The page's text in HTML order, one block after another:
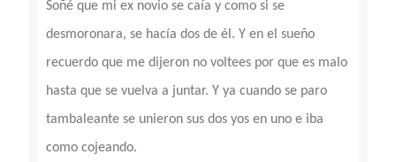
Soñé que mi ex novio se caía y como si se
desmoronara, se hacía dos de él. Y en el sueño
recuerdo que me dijeron no voltees por que es malo
hasta que se vuelva a juntar. Y ya cuando se paro
tambaleante se unieron sus dos yos en uno e iba
como cojeando.